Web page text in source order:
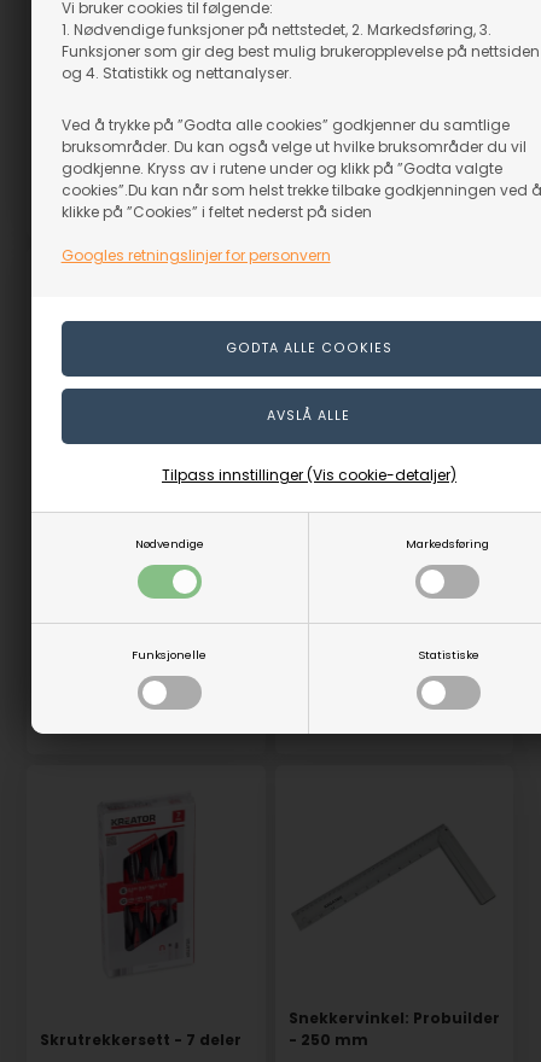
Vi bruker cookies til følgende:
1. Nødvendige funksjoner på nettstedet, 2. Markedsføring, 3.
Funksjoner som gir deg best mulig brukeropplevelse på nettsiden
og 4. Statistikk og nettanalyser.
Ved å trykke på ”Godta alle cookies” godkjenner du samtlige
bruksområder. Du kan også velge ut hvilke bruksområder du vil
godkjenne. Kryss av i rutene under og klikk på ”Godta valgte
cookies”.Du kan når som helst trekke tilbake godkjenningen ved å
klikke på ”Cookies” i feltet nederst på siden
Googles retningslinjer for personvern
Nødvendige Markedsføring
Funksjonelle Statistiske
Tilpass innstillinger (Vis cookie-detaljer)
P240 - 80x140x140
På lager
29,00NOK
Evt. leveringskostnader
Varenr.: 26515
På lager
Evt. leveringskostnader
Varenr.: 26510
NOK
Varenr.: 26511
Skrutrekkersett - 7 deler
Snekkervinkel: Probuilder
- 250 mm